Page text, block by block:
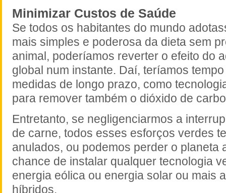
Minimizar Custos de Saúde
Se todos os habitantes do mundo
mais simples e poderosa da dieta sem
animal, poderíamos reverter o efeito do
global num instante. Daí, teríamos
medidas de longo prazo, como
para remover também o dióxido de
Entretanto, se negligenciarmos a
de carne, todos esses esforços verdes
anulados, ou podemos perder o planeta
chance de instalar qualquer tecnologia
energia eólica ou energia solar ou mais
híbridos.